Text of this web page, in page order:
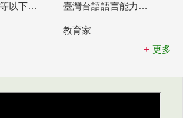
教育部高中等以下學校及幼兒園教師資格檢定考試 臺灣台語語言能力認證網站
教育家
更多